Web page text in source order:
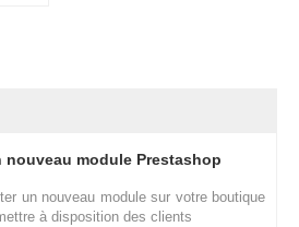
nouveau module Prestashop
un nouveau module sur votre boutique
à disposition des clients